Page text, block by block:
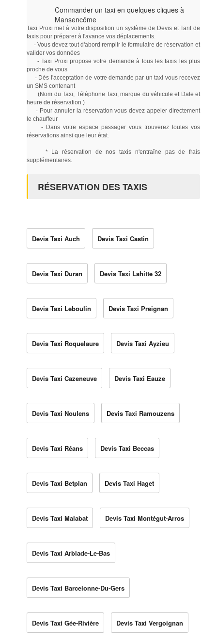
Commander un taxi en quelques cliques à
Mansencôme
Taxi Proxi met à votre disposition un système de Devis et Tarif de
taxis pour préparer à l'avance vos déplacements.
- Vous devez tout d'abord remplir le formulaire de réservation et
valider vos données
- Taxi Proxi propose votre demande à tous les taxis les plus
proche de vous
- Dés l'acceptation de votre demande par un taxi vous recevez
un SMS contenant
(Nom du Taxi, Téléphone Taxi, marque du véhicule et Date et
heure de réservation )
- Pour annuler la réservation vous devez appeler directement
le chauffeur
- Dans votre espace passager vous trouverez toutes vos
réservations ainsi que leur état.
* La réservation de nos taxis n'entraîne pas de frais
supplémentaires.
RÉSERVATION DES TAXIS
Devis Taxi Auch Devis Taxi Castin
Devis Taxi Duran Devis Taxi Lahitte 32
Devis Taxi Leboulin Devis Taxi Preignan
Devis Taxi Roquelaure Devis Taxi Ayzieu
Devis Taxi Cazeneuve Devis Taxi Eauze
Devis Taxi Noulens Devis Taxi Ramouzens
Devis Taxi Réans Devis Taxi Beccas
Devis Taxi Betplan Devis Taxi Haget
Devis Taxi Malabat Devis Taxi Montégut-Arros
Devis Taxi Arblade-Le-Bas
Devis Taxi Barcelonne-Du-Gers
Devis Taxi Gée-Rivière Devis Taxi Vergoignan